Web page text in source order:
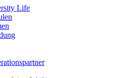
Life